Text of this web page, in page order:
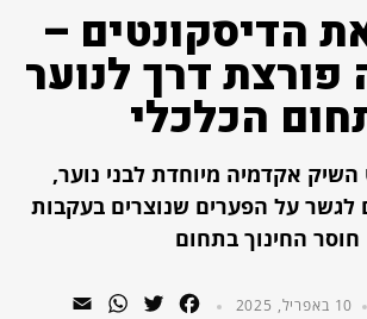
הדיסקונטים –
דרך לנוער
הכלכלי
השיק אקדמיה מיוחדת לבני נוער,
על הפערים שנוצרים בעקבות
חוסר החינוך בתחום
10 באפריל, 2025 Facebook
Twitter
WhatsApp